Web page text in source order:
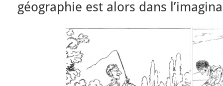
géographie est alors dans